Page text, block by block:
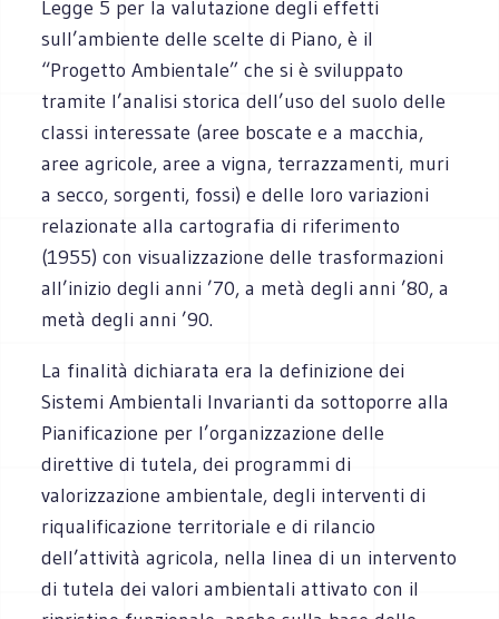
Legge 5 per la valutazione degli effetti
sull’ambiente delle scelte di Piano, è il
“Progetto Ambientale” che si è sviluppato
tramite l’analisi storica dell’uso del suolo delle
classi interessate (aree boscate e a macchia,
aree agricole, aree a vigna, terrazzamenti, muri
a secco, sorgenti, fossi) e delle loro variazioni
relazionate alla cartografia di riferimento
(1955) con visualizzazione delle trasformazioni
all’inizio degli anni ’70, a metà degli anni ’80, a
metà degli anni ’90.
La finalità dichiarata era la definizione dei
Sistemi Ambientali Invarianti da sottoporre alla
Pianificazione per l’organizzazione delle
direttive di tutela, dei programmi di
valorizzazione ambientale, degli interventi di
riqualificazione territoriale e di rilancio
dell’attività agricola, nella linea di un intervento
di tutela dei valori ambientali attivato con il